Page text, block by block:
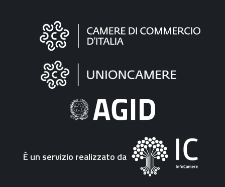
Informazioni
"Fattura
Elettronica"
È un servizio realizzato da